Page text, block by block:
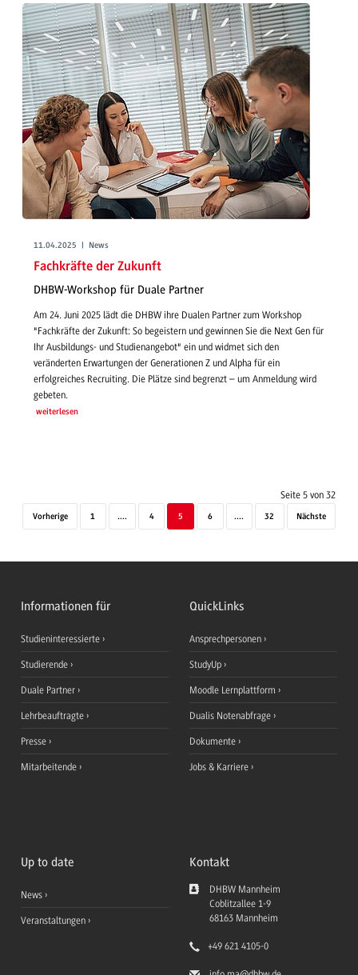
11.04.2025 | News
Fachkräfte der Zukunft
DHBW-Workshop für Duale Partner
Am 24. Juni 2025 lädt die DHBW ihre Dualen Partner zum Workshop
"Fachkräfte der Zukunft: So begeistern und gewinnen Sie die Next Gen für
Ihr Ausbildungs- und Studienangebot" ein und widmet sich den
veränderten Erwartungen der Generationen Z und Alpha für ein
erfolgreiches Recruiting. Die Plätze sind begrenzt – um Anmeldung wird
gebeten.
weiterlesen
Seite 5 von 32
Vorherige 1 .... 4 5 6 .... 32 Nächste
Informationen für
Studieninteressierte
Studierende
Duale Partner
Lehrbeauftragte
Presse
Mitarbeitende
QuickLinks
Ansprechpersonen
StudyUp
Moodle Lernplattform
Dualis Notenabfrage
Dokumente
Jobs & Karriere
Up to date
News
Veranstaltungen
Kontakt
DHBW Mannheim
Coblitzallee 1-9
68163 Mannheim
+49 621 4105-0